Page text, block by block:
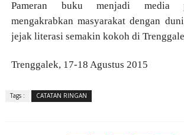
Pameran buku menjadi media
mengakrabkan masyarakat dengan
jejak literasi semakin kokoh di
Trenggalek, 17-18 Agustus 2015
Tags : CATATAN RINGAN